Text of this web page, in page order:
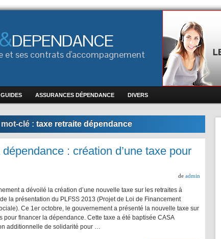
&DEPENDANCE
et ses contrats d'accompagnement
ASSURANCES DÉPENDANCE DIVERS
clé : taxe retraite dépendance
: création d’une taxe pour
de admin
a dévoilé la création d’une nouvelle taxe sur les retraites à
de la présentation du PLFSS 2013 (Projet de Loi de Financement
Ce 1er octobre, le gouvernement a présenté la nouvelle taxe sur
pour financer la dépendance. Cette taxe a été baptisée CASA
additionnelle de solidarité pour …